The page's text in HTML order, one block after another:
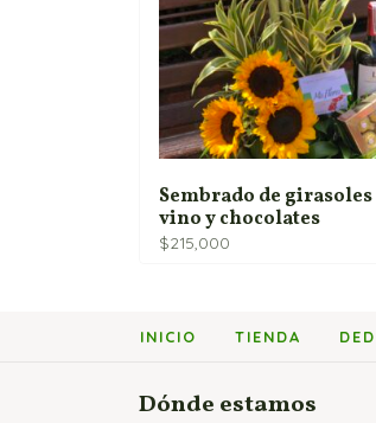
Sembrado de
vino y chocolates
$215,000
INICIO TIENDA
Dónde estamos